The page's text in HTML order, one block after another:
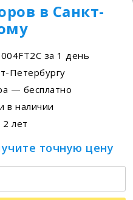
в Санкт-
за 1 день
Петербургу
— бесплатно
в наличии
лет
точную цену